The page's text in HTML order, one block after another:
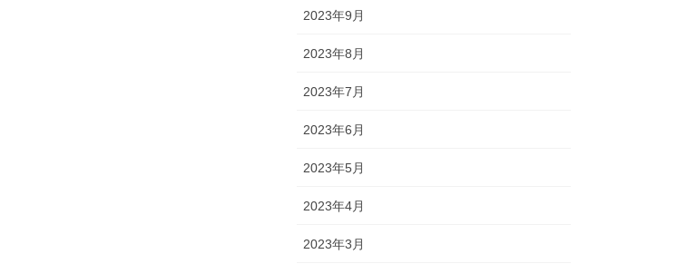
2023年9月
2023年8月
2023年7月
2023年6月
2023年5月
2023年4月
2023年3月